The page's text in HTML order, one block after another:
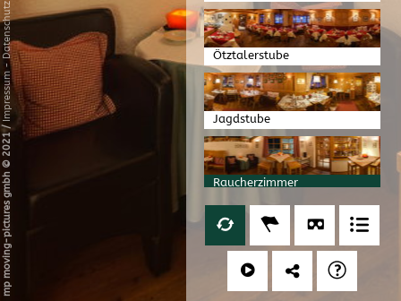
Ötztalerstube
Jagdstube
Raucherzimmer
mp moving-pictures gmbh © 2021
/
Impressum
-
Datenschutz